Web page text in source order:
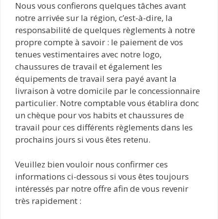
Nous vous confierons quelques tâches avant
notre arrivée sur la région, c’est-à-dire, la
responsabilité de quelques règlements à notre
propre compte à savoir : le paiement de vos
tenues vestimentaires avec notre logo,
chaussures de travail et également les
équipements de travail sera payé avant la
livraison à votre domicile par le concessionnaire
particulier. Notre comptable vous établira donc
un chèque pour vos habits et chaussures de
travail pour ces différents règlements dans les
prochains jours si vous êtes retenu.
Veuillez bien vouloir nous confirmer ces
informations ci-dessous si vous êtes toujours
intéressés par notre offre afin de vous revenir
très rapidement :